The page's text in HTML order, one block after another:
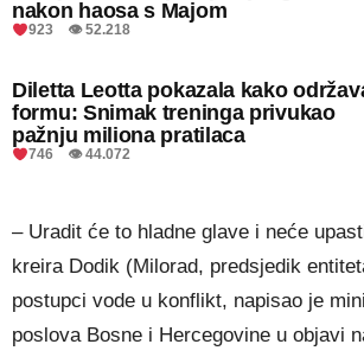
nakon haosa s Majom
923 👁 52.218
Diletta Leotta pokazala kako
formu: Snimak treninga privukao
pažnju miliona pratilaca
746 👁 44.072
– Uradit će to hladne glave i neće
kreira Dodik (Milorad, predsjedik
postupci vode u konflikt, napisao je
poslova Bosne i Hercegovine u objavi